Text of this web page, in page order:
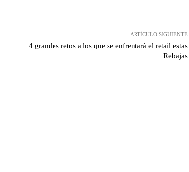
ARTÍCULO SIGUIENTE
4 grandes retos a los que se enfrentará el retail estas
Rebajas